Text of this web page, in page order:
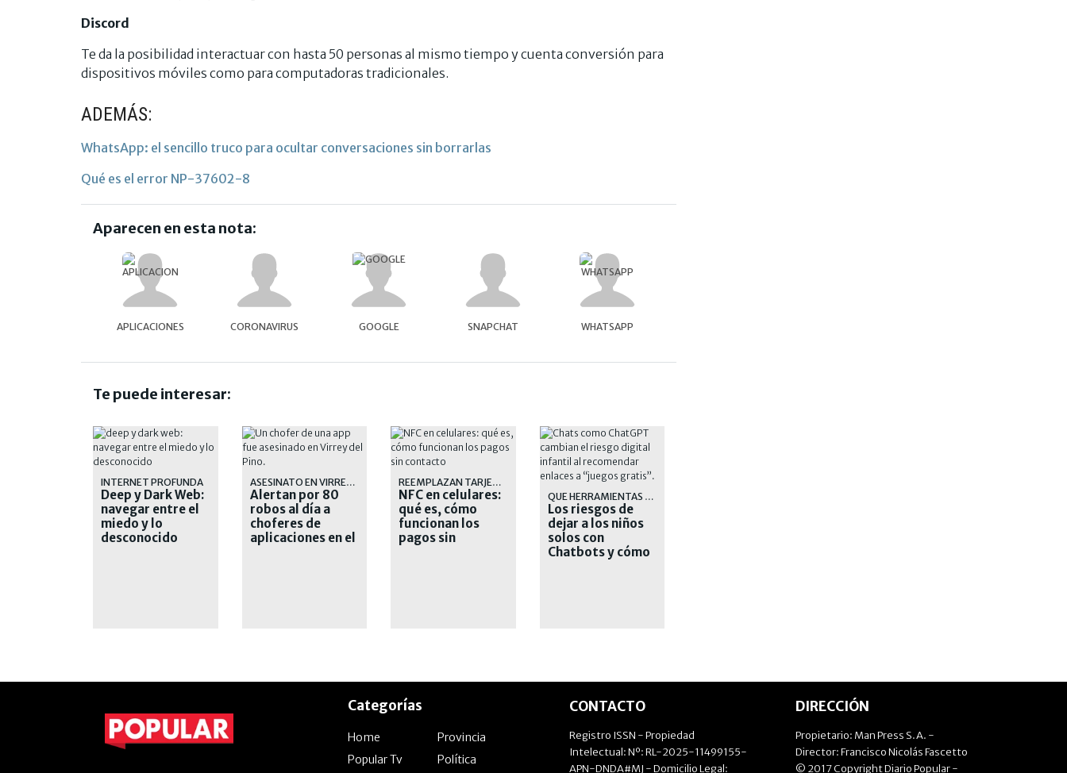
Discord
Te da la posibilidad interactuar con hasta 50 personas al mismo tiempo y cuenta conversión para
dispositivos móviles como para computadoras tradicionales.
ADEMÁS:
WhatsApp: el sencillo truco para ocultar conversaciones sin borrarlas
Qué es el error NP-37602-8
Aparecen en esta nota:
APLICACIONES CORONAVIRUS GOOGLE SNAPCHAT WHATSAPP
Te puede interesar:
INTERNET PROFUNDA
Deep y Dark Web:
navegar entre el
miedo y lo
desconocido
ASESINATO EN VIRREY DEL PINO
Alertan por 80
robos al día a
choferes de
aplicaciones en el
REEMPLAZAN TARJETAS FÍSICAS
NFC en celulares:
qué es, cómo
funcionan los
pagos sin
QUE HERRAMIENTAS TENEMOS
Los riesgos de
dejar a los niños
solos con
Chatbots y cómo
Categorías
Home
Provincia
Popular Tv
Política
CONTACTO
Registro ISSN - Propiedad
Intelectual: Nº: RL-2025-11499155-
APN-DNDA#MJ - Domicilio Legal:
DIRECCIÓN
Propietario: Man Press S.A. -
Director: Francisco Nicolás Fascetto
© 2017 Copyright Diario Popular -